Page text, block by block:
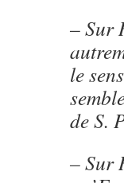
– Sur
le
de S.
– Sur